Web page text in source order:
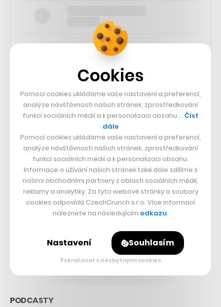
73k
25k
65k
56.4k
PODCASTY
Cookies
Pomocí cookies ukládáme vaše nastavení a preferencí,
analýze návštěvnosti našich stránek, zprostředkování
funkcí sociálních médií a k personalizaci obsahu … Číst
dále
Pomocí cookies ukládáme vaše nastavení a preferencí,
analýze návštěvnosti našich stránek, zprostředkování
funkcí sociálních médií a k personalizaci obsahu.
Informace o užívání našich stránek také dále sdílíme s
našimi obchodními partnery z oblasti sociálních médií,
reklamy a analytiky. Za tyto webové stránky a soubory
cookies odpovídá CzechCrunch s.r.o. Více informací
naleznete na následujícím odkazu.
Nastavení Souhlasím
Pokračovat s nezbytnými cookies